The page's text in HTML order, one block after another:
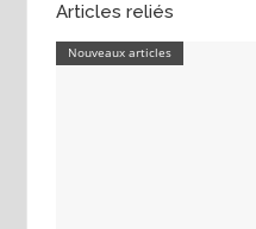
Articles reliés
Nouveaux articles